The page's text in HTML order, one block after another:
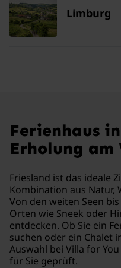
Limburg
Ferienhaus
Erholung am
Friesland ist das ideale
Kombination aus Natur,
Von den weiten Seen
Orten wie Sneek oder
entdecken. Ob Sie ein
suchen oder ein Chalet
Auswahl bei Villa for
für Sie geprüft.